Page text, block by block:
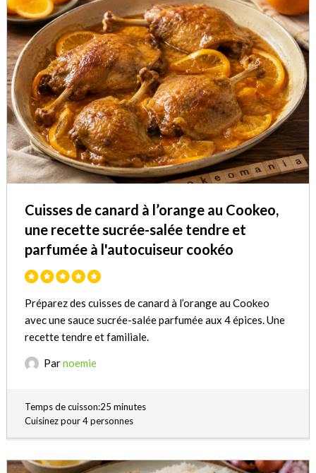
Cuisses de canard à l’orange au Cookeo,
une recette sucrée-salée tendre et
parfumée à l'autocuiseur cookéo
Préparez des cuisses de canard à l’orange au Cookeo
avec une sauce sucrée-salée parfumée aux 4 épices. Une
recette tendre et familiale.
Parnoemie
Temps de cuisson:25 minutes
Cuisinez pour 4 personnes